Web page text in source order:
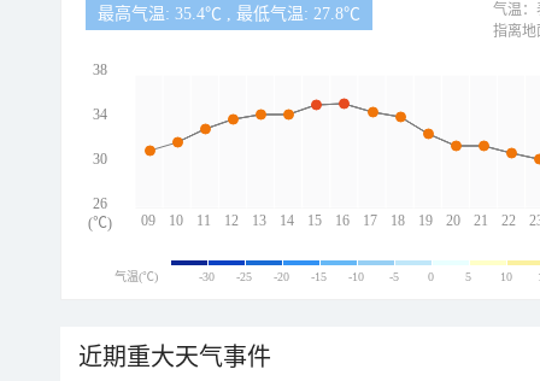
最高气温: 35.4℃ , 最低气温: 27.8℃
09 10 11 12 13 14 15 16 17 18 19 20 21 22
38
34
30
26
(℃)
气温：
指离地
气温(℃) -30 -25 -20 -15 -10 -5 0 5 10
近期重大天气事件